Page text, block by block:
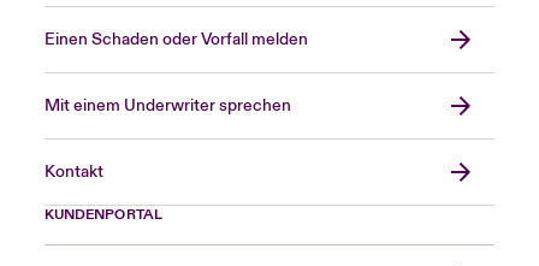
Einen Schaden oder Vorfall melden
Mit einem Underwriter sprechen
Kontakt
KUNDENPORTAL